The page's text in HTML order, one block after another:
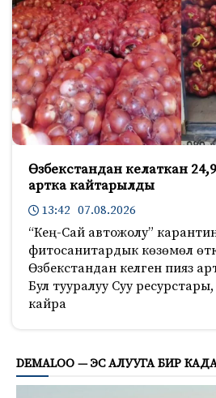
Өзбекстандан келаткан
артка кайтарылды
13:42 07.08.2026
“Кең-Сай автожолу”
фитосанитардык көзөмөл
Өзбекстандан келген пияз
Бул тууралуу Суу
кайра
DEMALOO — ЭС АЛУУГА БИР